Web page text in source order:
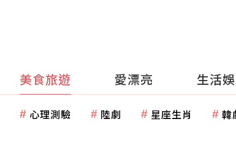
美食旅遊 愛漂亮 生活
心理測驗 陸劇 星座生肖 韓